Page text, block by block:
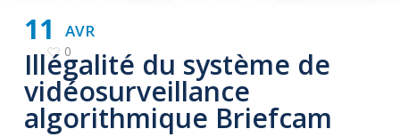
AVR
11
0
Illégalité du système de
vidéosurveillance
algorithmique Briefcam